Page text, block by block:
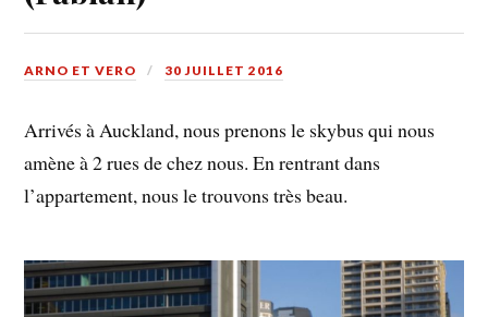
ARNO ET VERO 30 JUILLET 2016
Arrivés à Auckland, nous prenons le skybus qui nous
amène à 2 rues de chez nous. En rentrant dans
l’appartement, nous le trouvons très beau.